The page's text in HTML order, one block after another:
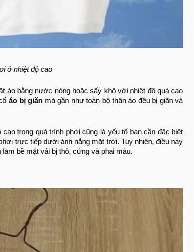
ở nhiệt độ cao
áo bằng nước nóng hoặc sấy khô với nhiệt độ quá cao
áo bị giãn mà gần như toàn bộ thân áo đều bị giãn và
trong quá trình phơi cũng là yếu tố bạn cần đặc biệt
trực tiếp dưới ánh nắng mặt trời. Tuy nhiên, điều này
làm bề mặt vải bị thô, cứng và phai màu.